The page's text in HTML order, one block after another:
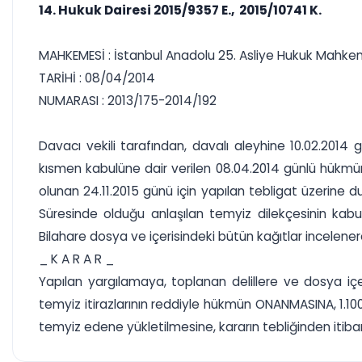
14. Hukuk Dairesi 2015/9357 E., 2015/10741 K.
MAHKEMESİ : İstanbul Anadolu 25. Asliye Hukuk
TARİHİ : 08/04/2014
NUMARASI : 2013/175-2014/192
Davacı vekili tarafından, davalı aleyhine
kısmen kabulüne dair verilen 08.04.2014 günlü
olunan 24.11.2015 günü için yapılan tebligat üzerine
Süresinde olduğu anlaşılan temyiz dilekçesinin
Bilahare dosya ve içerisindeki bütün kağıtlar
_ K A R A R _
Yapılan yargılamaya, toplanan delillere ve dosya
temyiz itirazlarının reddiyle hükmün ONANMASINA,
temyiz edene yükletilmesine, kararın tebliğinden